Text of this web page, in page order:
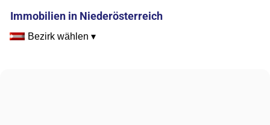
Immobilien in Niederösterreich
Bezirk wählen ▾